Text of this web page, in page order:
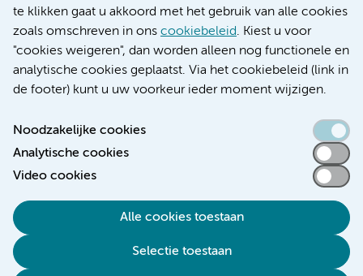
te klikken gaat u akkoord met het gebruik van alle cookies
zoals omschreven in ons cookiebeleid. Kiest u voor
"cookies weigeren", dan worden alleen nog functionele en
analytische cookies geplaatst. Via het cookiebeleid (link in
de footer) kunt u uw voorkeur ieder moment wijzigen.
Noodzakelijke cookies
Analytische cookies
Video cookies
Alle cookies toestaan
Selectie toestaan
Verwijzen & diagnostiek
Toegankelijkheidsverklaring
Cookieverklaring